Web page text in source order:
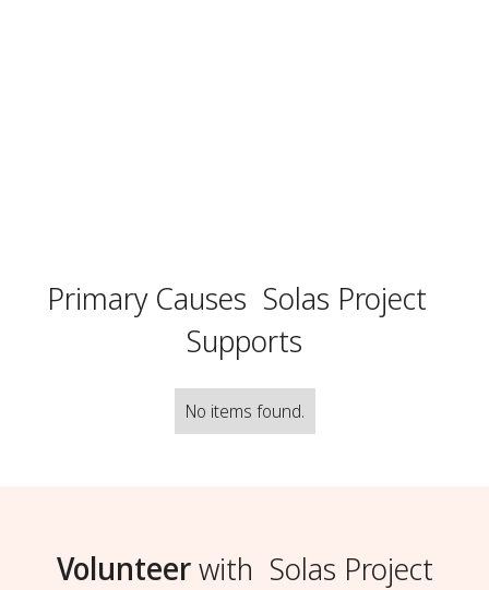
Primary Causes Solas Project
Supports
No items found.
Volunteerwith Solas Project